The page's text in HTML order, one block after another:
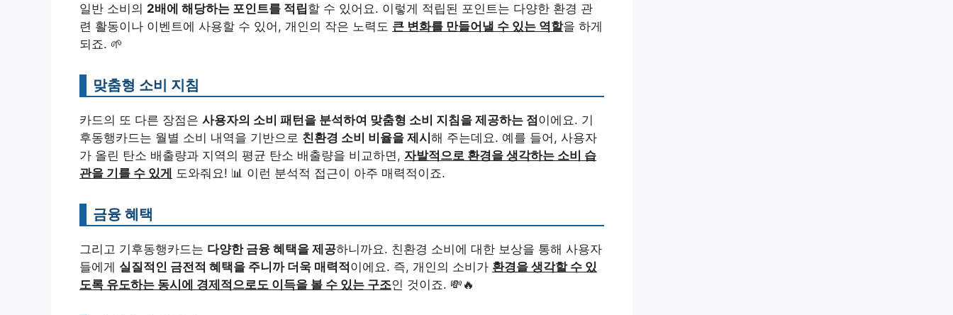
일반 소비의 2배에 해당하는 포인트를 적립할 수 있어요. 이렇게 적립된 포인트는 다양한 환경 관
련 활동이나 이벤트에 사용할 수 있어, 개인의 작은 노력도 큰 변화를 만들어낼 수 있는 역할을 하게
되죠. 🌱
맞춤형 소비 지침
카드의 또 다른 장점은 사용자의 소비 패턴을 분석하여 맞춤형 소비 지침을 제공하는 점이에요. 기
후동행카드는 월별 소비 내역을 기반으로 친환경 소비 비율을 제시해 주는데요. 예를 들어, 사용자
가 올린 탄소 배출량과 지역의 평균 탄소 배출량을 비교하면, 자발적으로 환경을 생각하는 소비 습
관을 기를 수 있게 도와줘요! 📊 이런 분석적 접근이 아주 매력적이죠.
금융 혜택
그리고 기후동행카드는 다양한 금융 혜택을 제공하니까요. 친환경 소비에 대한 보상을 통해 사용자
들에게 실질적인 금전적 혜택을 주니까 더욱 매력적이에요. 즉, 개인의 소비가 환경을 생각할 수 있
도록 유도하는 동시에 경제적으로도 이득을 볼 수 있는 구조인 것이죠. 💸🔥